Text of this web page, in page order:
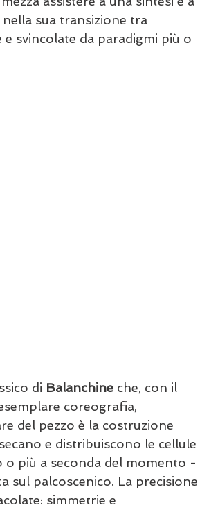
sua transizione tra
svincolate da paradigmi più o
di Balanchine che, con il
coreografia,
del pezzo è la costruzione
e distribuiscono le cellule
più a seconda del momento -
sul palcoscenico. La precisione
simmetrie e